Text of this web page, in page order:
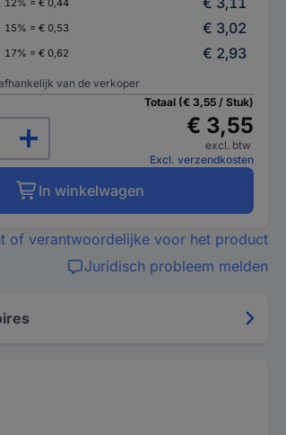
12% = € 0,44
15% = € 0,53
€ 3,02
17% = € 0,62 € 2,93
van de verkoper
Totaal (€ 3,55 / Stuk)
€ 3,55
excl. btw
Excl. verzendkosten
In winkelwagen
of verantwoordelijke voor het product
Juridisch probleem melden